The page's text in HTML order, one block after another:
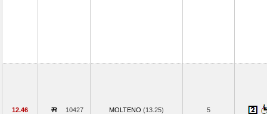
12.46 10427 MOLTENO (13.25) 5